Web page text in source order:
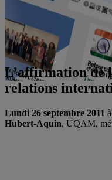
L’affirmation de
relations
Lundi 26 septembre 2011
Hubert-Aquin, UQAM,